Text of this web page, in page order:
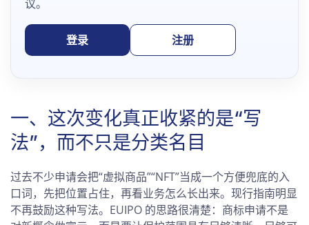
议。
登录 注册
一、这次变化真正收紧的是“写
法”，而不只是分类名目
过去不少申请会把“虚拟商品”“NFT”当成一个方便兜底的入
口词，先把位置占住，再看业务怎么长出来。现行指南明显
不再鼓励这种写法。EUIPO 的思路很清楚：商标申请不是